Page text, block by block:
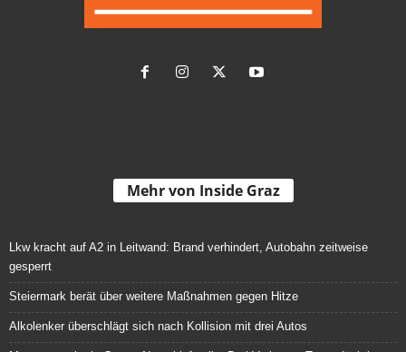
Mehr von Inside Graz
Lkw kracht auf A2 in Leitwand: Brand verhindert, Autobahn zeitweise
gesperrt
Steiermark berät über weitere Maßnahmen gegen Hitze
Alkolenker überschlägt sich nach Kollision mit drei Autos